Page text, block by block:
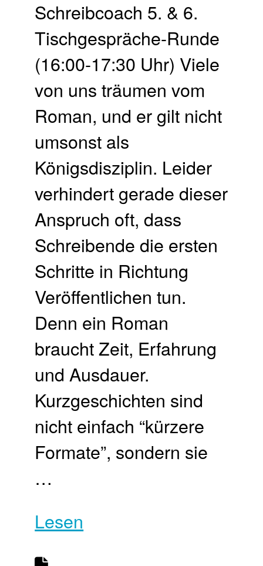
Schreibcoach 5. & 6.
Tisch­gespräche-Runde
(16:00-17:30 Uhr) Viele
von uns träumen vom
Roman, und er gilt nicht
umsonst als
Königsdisziplin. Leider
verhindert gerade dieser
Anspruch oft, dass
Schreibende die ersten
Schritte in Richtung
Veröffentlichen tun.
Denn ein Roman
braucht Zeit, Erfahrung
und Ausdauer.
Kurzgeschichten sind
nicht einfach “kürzere
Formate”, sondern sie
…
Lesen